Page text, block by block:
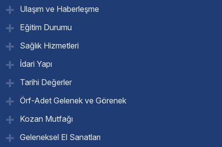
Ulaşım ve Haberleşme
Eğitim Durumu
Sağlık Hizmetleri
İdari Yapı
Tarihi Değerler
Örf-Adet Gelenek ve Görenek
Kozan Mutfağı
Geleneksel El Sanatları